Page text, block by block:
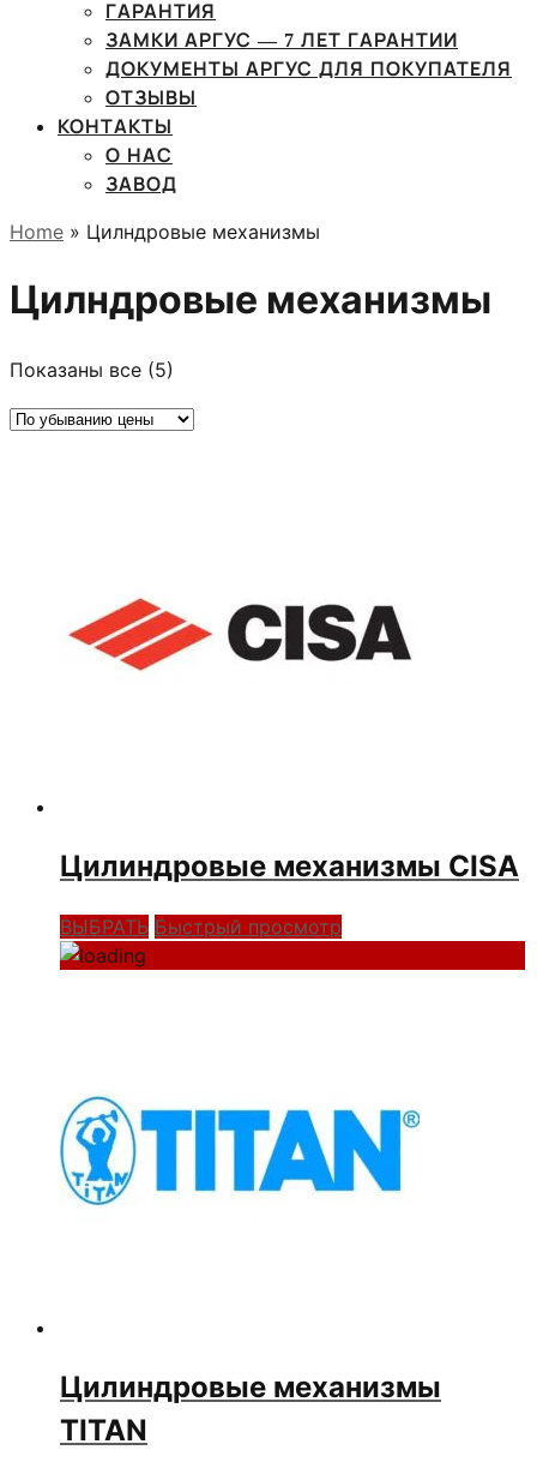
ГАРАНТИЯ
ЗАМКИ АРГУС — 7 ЛЕТ ГАРАНТИИ
ДОКУМЕНТЫ АРГУС ДЛЯ ПОКУПАТЕЛЯ
ОТЗЫВЫ
КОНТАКТЫ
О НАС
ЗАВОД
Home » Цилндровые механизмы
Цилндровые механизмы
Показаны все (5)
убыванию
Цилиндровые механизмы CISA
ВЫБРАТЬ Быстрый просмотр
Цилиндровые механизмы
TITAN